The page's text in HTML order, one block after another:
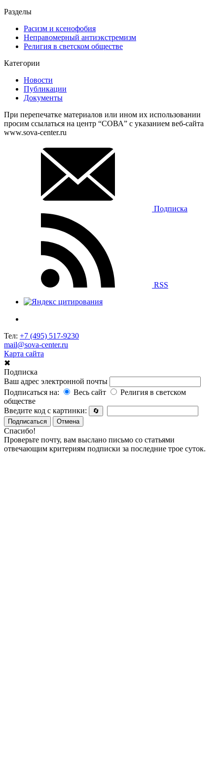
Разделы
Расизм и ксенофобия
Неправомерный антиэкстремизм
Религия в светском обществе
Категории
Новости
Публикации
Документы
При перепечатке материалов или ином их использовании
просим ссылаться на центр “СОВА” с указанием веб-сайта
www.sova-center.ru
Подписка
RSS
Тел: +7 (495) 517-9230
mail@sova-center.ru
Карта сайта
✖
Подписка
Ваш адрес электронной почты
Подписаться на:
Весь сайт
Религия в светском
обществе
Введите код с картинки:
🔄
Подписаться
Отмена
Спасибо!
Проверьте почту, вам выслано письмо со статьями
отвечающим критериям подписки за последние трое суток.